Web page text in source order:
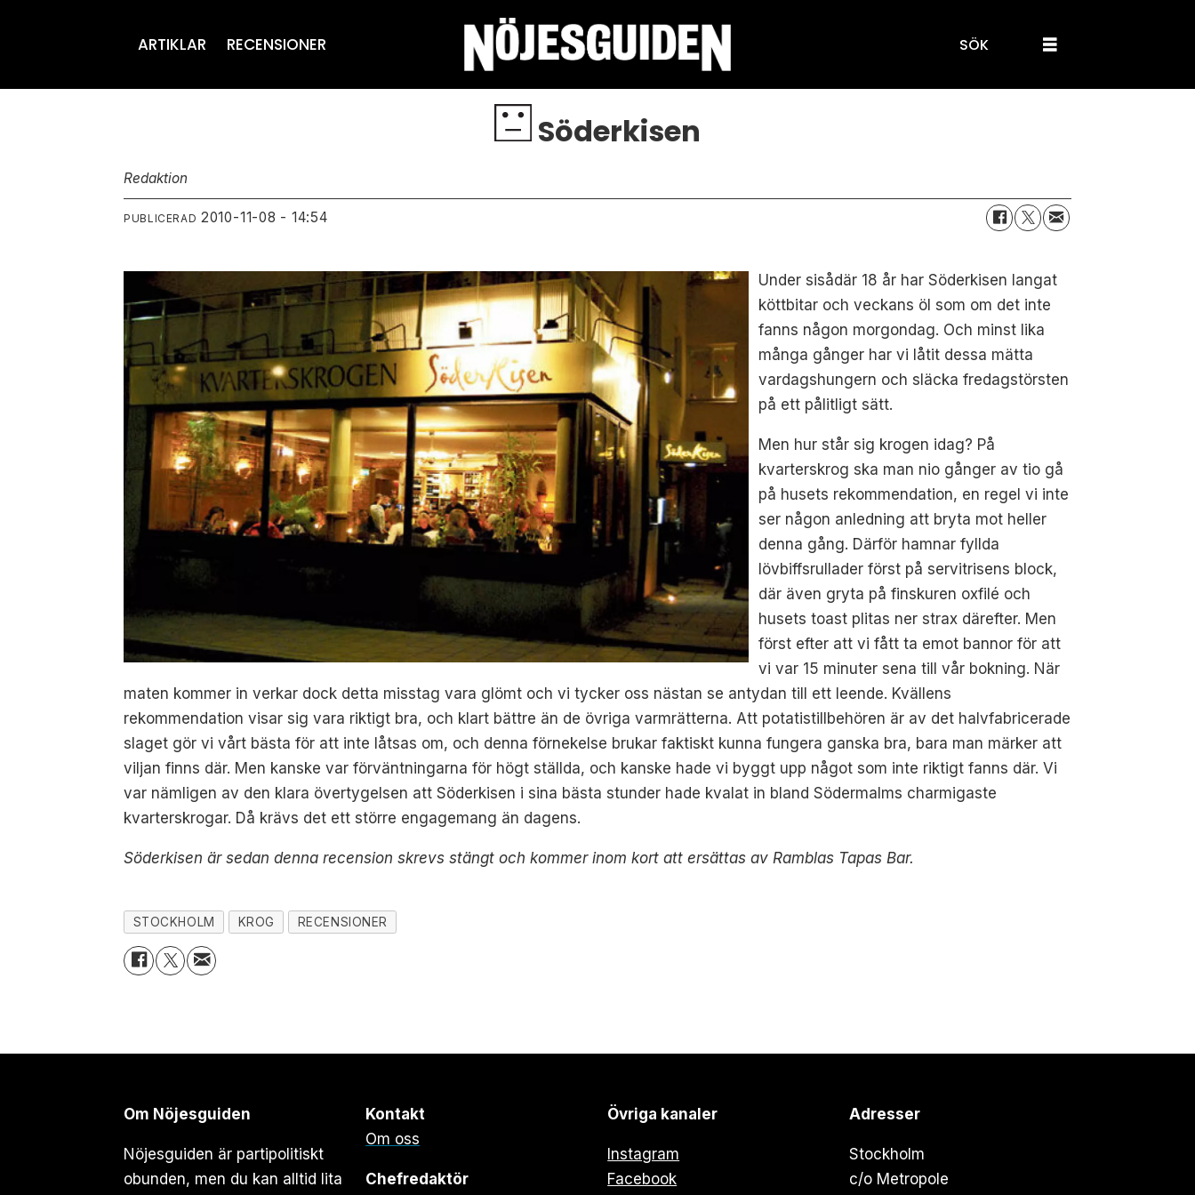
ARTIKLAR RECENSIONER SÖK
Söderkisen
Redaktion
PUBLICERAD 2010-11-08 - 14:54
Under sisådär 18 år har Söderkisen langat
köttbitar och veckans öl som om det inte
fanns någon morgondag. Och minst lika
många gånger har vi låtit dessa mätta
vardagshungern och släcka fredagstörsten
på ett pålitligt sätt.
Men hur står sig krogen idag? På
kvarterskrog ska man nio gånger av tio gå
på husets rekommendation, en regel vi inte
ser någon anledning att bryta mot heller
denna gång. Därför hamnar fyllda
lövbiffsrullader först på servitrisens block,
där även gryta på finskuren oxfilé och
husets toast plitas ner strax därefter. Men
först efter att vi fått ta emot bannor för att
vi var 15 minuter sena till vår bokning. När
maten kommer in verkar dock detta misstag vara glömt och vi tycker oss nästan se antydan till ett leende. Kvällens
rekommendation visar sig vara riktigt bra, och klart bättre än de övriga varmrätterna. Att potatistillbehören är av det halvfabricerade
slaget gör vi vårt bästa för att inte låtsas om, och denna förnekelse brukar faktiskt kunna fungera ganska bra, bara man märker att
viljan finns där. Men kanske var förväntningarna för högt ställda, och kanske hade vi byggt upp något som inte riktigt fanns där. Vi
var nämligen av den klara övertygelsen att Söderkisen i sina bästa stunder hade kvalat in bland Södermalms charmigaste
kvarterskrogar. Då krävs det ett större engagemang än dagens.
Söderkisen är sedan denna recension skrevs stängt och kommer inom kort att ersättas av Ramblas Tapas Bar.
STOCKHOLM KROG RECENSIONER
Om Nöjesguiden
Nöjesguiden är partipolitiskt
obunden, men du kan alltid lita
Kontakt
Om oss
Chefredaktör
Övriga kanaler
Instagram
Facebook
Adresser
Stockholm
c/o Metropole